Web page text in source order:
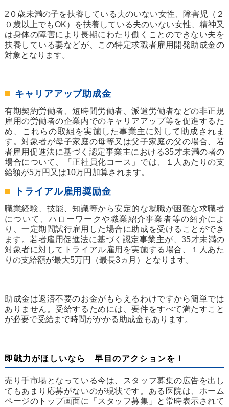
2０歳未満の子を扶養している夫のいない女性、障害児（２
０歳以上でもOK）を扶養している夫のいない女性、精神又
は身体の障害により長期にわたり働くことのできない夫を
扶養している妻などが、この特定求職者雇用開発助成金の
対象となります。
キャリアアップ助成金
有期契約労働者、短時間労働者、派遣労働者などの非正規
雇用の労働者の企業内でのキャリアアップ等を促進するた
め、これらの取組を実施した事業主に対して助成されま
す。対象者が母子家庭の母等又は父子家庭の父の場合、若
者雇用促進法に基づく認定事業主における35才未満の者の
場合について、「正社員化コース」では、１人あたりの支
給額が5万円又は10万円加算されます。
トライアル雇用奨励金
職業経験、技能、知識等から安定的な就職が困難な求職者
について、ハローワークや職業紹介事業者等の紹介によ
り、一定期間試行雇用した場合に助成を受けることができ
ます。若者雇用促進法に基づく認定事業主が、35才未満の
対象者に対してトライアル雇用を実施する場合、１人あた
りの支給額が最大5万円（最長3ヵ月）となります。
助成金は返済不要のお金がもらえるわけですから簡単では
ありません。受給するためには、要件をすべて満たすこと
が必要で受給まで時間がかかる助成金もあります。
即戦力がほしいなら 早目のアクションを！
売り手市場となっている今は、スタッフ募集の広告を出し
てもあまり応募がないのが現状です。ある医院は、ホーム
ページのトップ画面に「スタッフ募集」と常時表示されて